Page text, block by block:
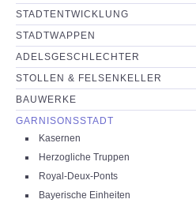
PARTNERSEITEN
STADTENTWICKLUNG
STADTWAPPEN
ADELSGESCHLECHTER
STOLLEN & FELSENKELLER
BAUWERKE
GARNISONSSTADT
Kasernen
Herzogliche Truppen
Royal-Deux-Ponts
Bayerische Einheiten